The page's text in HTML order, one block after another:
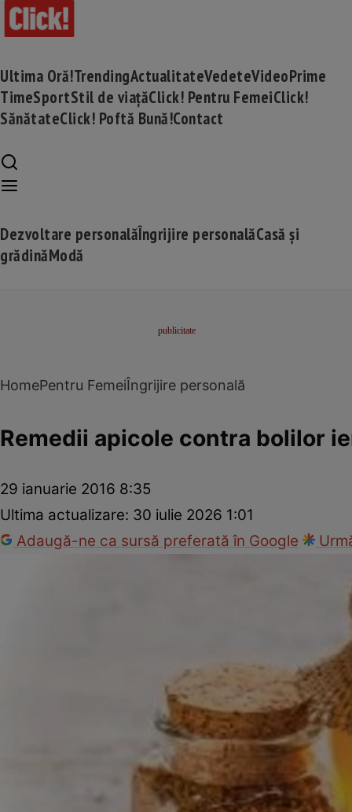
Ultima Oră!TrendingActualitateVedeteVideoPrime
TimeSportStil de viațăClick! Pentru FemeiClick!
SănătateClick! Poftă Bună!Contact
Dezvoltare personalăÎngrijire personalăCasă și
grădinăModă
HomePentru FemeiÎngrijire personală
Remedii apicole contra bolilor
29 ianuarie 2016 8:35
Ultima actualizare: 30 iulie 2026 1:01
Adaugă-ne ca sursă preferată în Google